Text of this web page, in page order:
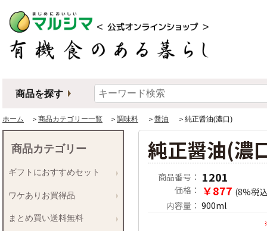
商品を探す
ホーム ＞ 商品カテゴリー一覧 ＞ 調味料 ＞ 醤油 ＞純正醤油(濃口)
純正醤油(濃
商品番号： 1201
価格： ￥877 (8%税
内容量： 900ml
商品カテゴリー
ギフトにおすすめセット
ワケありお買得品
まとめ買い送料無料